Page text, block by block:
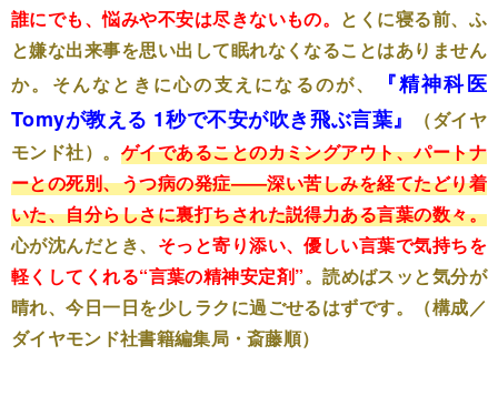
誰にでも、悩みや不安は尽きないもの。 とくに寝る前、ふ
と嫌な出来事を思い出して眠れなくなることはありません
か。そんなときに心の支えになるのが、
『精神科医
Tomyが教える 1秒で不安が吹き飛ぶ言葉』
（ダイヤ
モンド社）。 ゲイであることのカミングアウト、パートナ
ーとの死別、うつ病の発症――深い苦しみを経てたどり着
いた、自分らしさに裏打ちされた説得力ある言葉の数々。
心が沈んだとき、 そっと寄り添い、優しい言葉で気持ちを
軽くしてくれる“言葉の精神安定剤”。読めばスッと気分が
晴れ、今日一日を少しラクに過ごせるはずです。（構成／
ダイヤモンド社書籍編集局・斎藤順）